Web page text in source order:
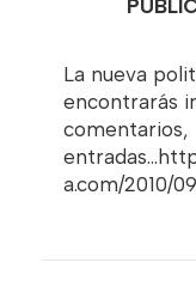
La nueva
encontrarás
comentarios,
a.com/2010/